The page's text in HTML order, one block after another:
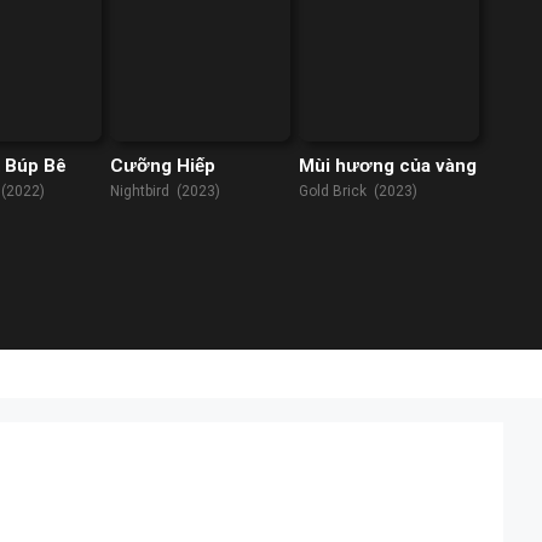
Búp Bê Cưỡng Hiếp
Nightbird (2023)
Mùi hương của vàng
Gold Brick (2023)